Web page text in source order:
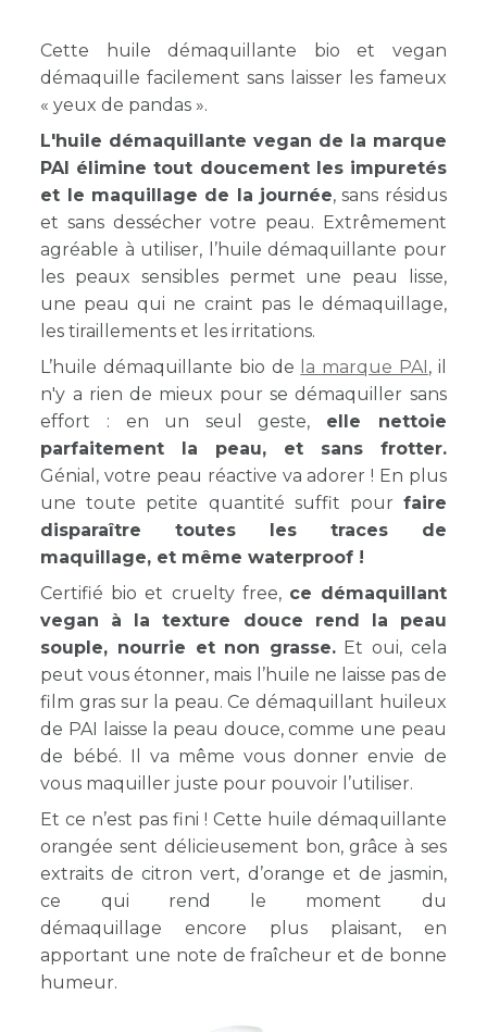
Cette huile démaquillante bio et vegan
démaquille facilement sans laisser les fameux
« yeux de pandas ».
L'huile démaquillante vegan de la marque
PAI élimine tout doucement les impuretés
et le maquillage de la journée, sans résidus
et sans dessécher votre peau. Extrêmement
agréable à utiliser, l’huile démaquillante pour
les peaux sensibles permet une peau lisse,
une peau qui ne craint pas le démaquillage,
les tiraillements et les irritations.
L’huile démaquillante bio de
la marque PAI, il
n'y a rien de mieux pour se démaquiller sans
effort : en un seul geste, elle nettoie
parfaitement la peau, et sans frotter.
Génial, votre peau réactive va adorer ! En plus
une toute petite quantité suffit pour faire
disparaître toutes les traces de
maquillage, et même waterproof !
Certifié bio et cruelty free, ce démaquillant
vegan à la texture douce rend la peau
souple, nourrie et non grasse.Et oui, cela
peut vous étonner, mais l’huile ne laisse pas de
film gras sur la peau. Ce démaquillant huileux
de PAI laisse la peau douce, comme une peau
de bébé. Il va même vous donner envie de
vous maquiller juste pour pouvoir l’utiliser.
Et ce n’est pas fini ! Cette huile démaquillante
orangée sent délicieusement bon, grâce à ses
extraits de citron vert, d’orange et de jasmin,
ce qui rend le moment du
démaquillage encore plus plaisant, en
apportant une note de fraîcheur et de bonne
humeur.